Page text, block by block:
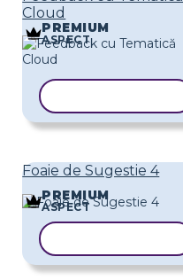
Cloud
PREMIUM
ASPECT
Foaie de Sugestie 4
PREMIUM
ASPECT